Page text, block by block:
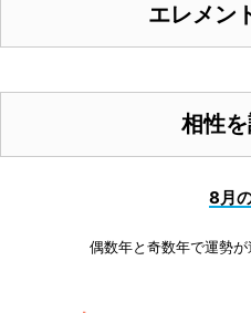
エレメン
相性
8月
偶数年と奇数年で運勢